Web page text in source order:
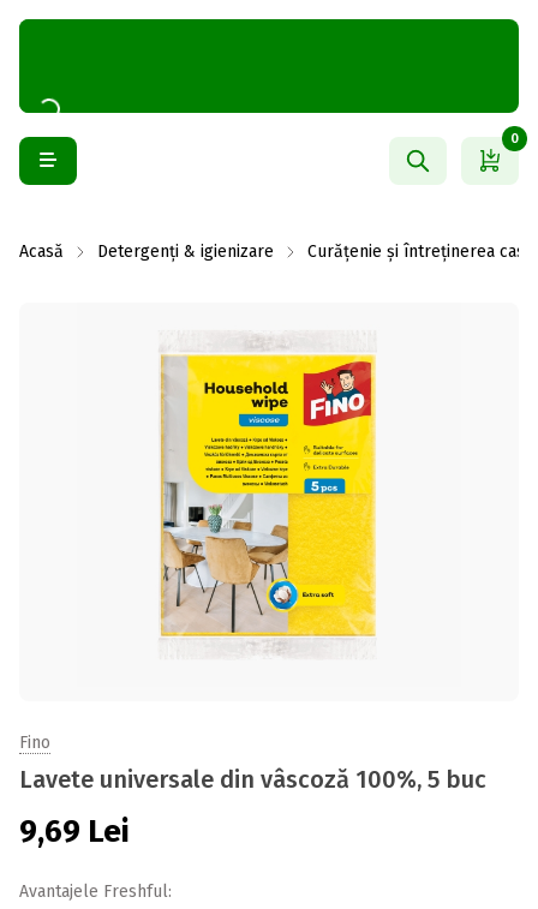
0
Acasă Detergenți & igienizare Curățenie și întreținerea casei
Fino
Lavete universale din vâscoză 100%, 5 buc
9,69 Lei
Avantajele Freshful: